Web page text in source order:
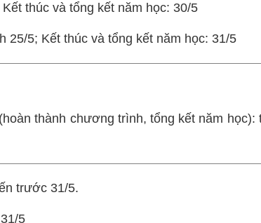
thúc và tổng kết năm học: 30/5
25/5; Kết thúc và tổng kết năm học: 31/5
thành chương trình, tổng kết năm học):
trước 31/5.
5